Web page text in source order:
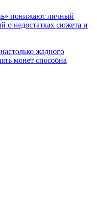
понижают личный
о недостатках сюжета и
жадного
монет способна